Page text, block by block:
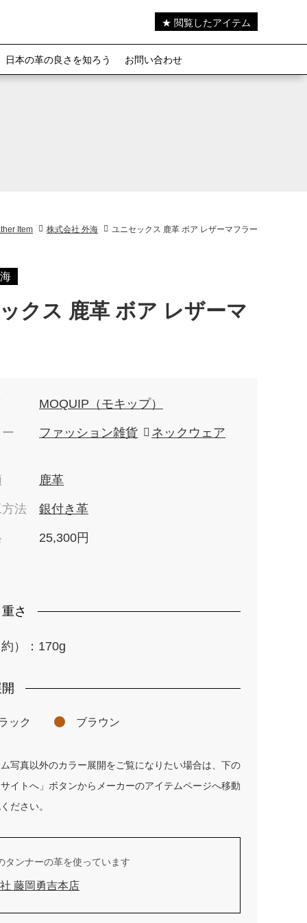
★ 閲覧したアイテム
日本の革の良さを知ろう お問い合わせ
Item 株式会社 外海 ユニセックス 鹿革 ボア レザーマフラー
クス 鹿革 ボア レザーマ
MOQUIP（モキップ）
ファッション雑貨 ネックウェア
鹿革
法 銀付き革
25,300円
さ
）：170g
ック ブラウン
写真以外のカラー展開をご覧になりたい場合は、下の
サイトへ」ボタンからメーカーのアイテムページへ移動
ださい。
タンナーの革を使っています
藤岡勇吉本店